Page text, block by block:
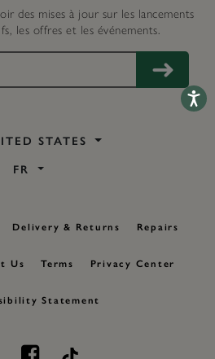
des mises à jour sur les lancements
les offres et les événements.
STATES
FR
Delivery & Returns Repairs
Us Terms Privacy Center
Statement